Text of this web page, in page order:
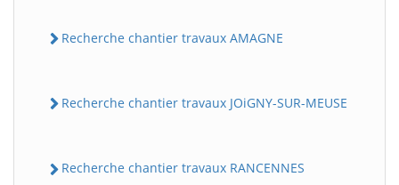
Recherche chantier travaux AMAGNE
Recherche chantier travaux JOiGNY-SUR-MEUSE
Recherche chantier travaux RANCENNES